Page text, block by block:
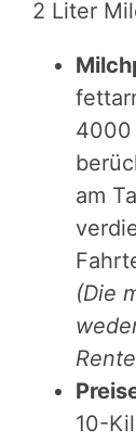
2 Liter
4000
am
(Die
10-